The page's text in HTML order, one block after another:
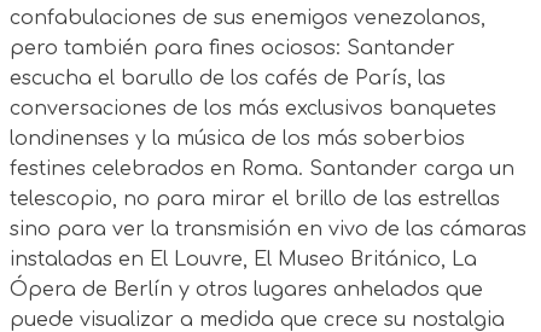
confabulaciones de sus enemigos venezolanos,
pero también para fines ociosos: Santander
escucha el barullo de los cafés de París, las
conversaciones de los más exclusivos banquetes
londinenses y la música de los más soberbios
festines celebrados en Roma. Santander carga un
telescopio, no para mirar el brillo de las estrellas
sino para ver la transmisión en vivo de las cámaras
instaladas en El Louvre, El Museo Británico, La
Ópera de Berlín y otros lugares anhelados que
puede visualizar a medida que crece su nostalgia